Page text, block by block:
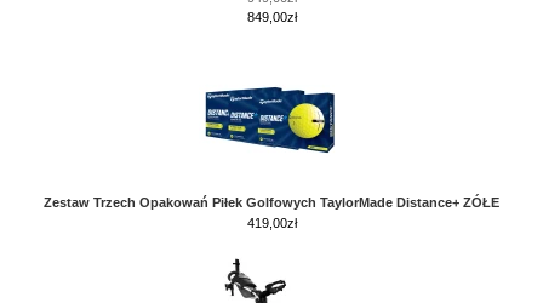
849,00zł
Zestaw Trzech Opakowań Piłek Golfowych TaylorMade Distance+ ZÓŁE
419,00zł